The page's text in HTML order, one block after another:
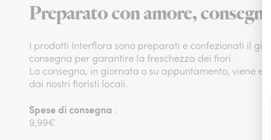
Preparato con amore,
I prodotti Interflora sono preparati e confezionati il
consegna per garantire la freschezza dei fiori.
La consegna, in giornata o su appuntamento, viene
dai nostri fioristi locali.
Spese di consegna :
9,99€